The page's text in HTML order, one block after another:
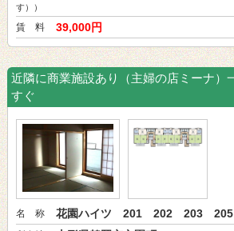
す））
賃 料 39,000円
近隣に商業施設あり（主婦の店ミーナ）
すぐ
名 称 花園ハイツ 201 202 203 205